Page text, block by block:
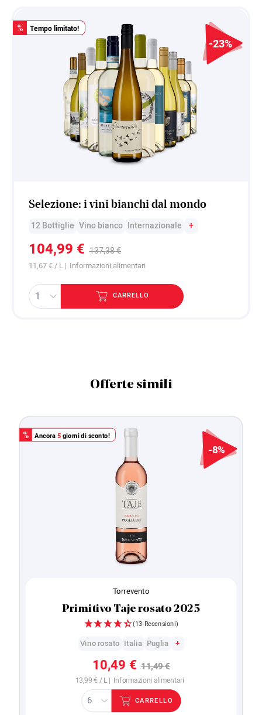
% Tempo limitato!
-23%
Selezione: i vini bianchi dal mondo
12 Bottiglie Vino bianco Internazionale +
104,99 € 137,38 €
11,67 € / L | Informazioni alimentari
CARRELLO
Offerte simili
% Ancora5giorni di sconto!
-8%
Torrevento
Primitivo Taje rosato 2025
(13 Recensioni)
Vino rosato Italia Puglia +
10,49 € 11,49 €
13,99 € / L | Informazioni alimentari
CARRELLO